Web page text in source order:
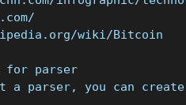
wiki/Bitcoin
for parser
a parser, you can